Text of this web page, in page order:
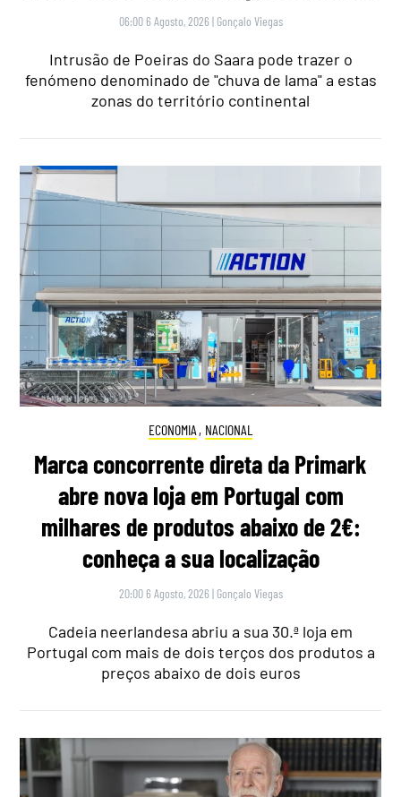
06:00 6 Agosto, 2026 | Gonçalo Viegas
Intrusão de Poeiras do Saara pode trazer o
fenómeno denominado de "chuva de lama" a estas
zonas do território continental
ECONOMIA , NACIONAL
Marca concorrente direta da Primark
abre nova loja em Portugal com
milhares de produtos abaixo de 2€:
conheça a sua localização
20:00 6 Agosto, 2026 | Gonçalo Viegas
Cadeia neerlandesa abriu a sua 30.ª loja em
Portugal com mais de dois terços dos produtos a
preços abaixo de dois euros